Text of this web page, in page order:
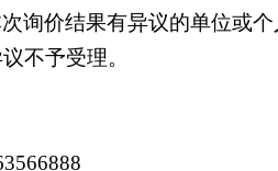
询价结果有异议的单位或
不予受理。